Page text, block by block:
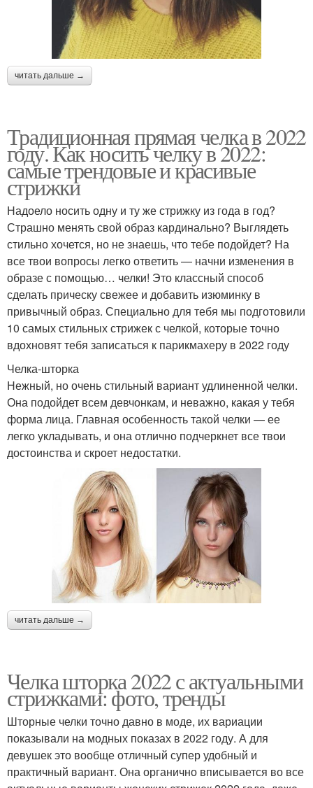
читать дальше →
Традиционная прямая челка в 2022
году. Как носить челку в 2022:
самые трендовые и красивые
стрижки
Надоело носить одну и ту же стрижку из года в год?
Страшно менять свой образ кардинально? Выглядеть
стильно хочется, но не знаешь, что тебе подойдет? На
все твои вопросы легко ответить — начни изменения в
образе с помощью… челки! Это классный способ
сделать прическу свежее и добавить изюминку в
привычный образ. Специально для тебя мы подготовили
10 самых стильных стрижек с челкой, которые точно
вдохновят тебя записаться к парикмахеру в 2022 году
Челка-шторка
Нежный, но очень стильный вариант удлиненной челки.
Она подойдет всем девчонкам, и неважно, какая у тебя
форма лица. Главная особенность такой челки — ее
легко укладывать, и она отлично подчеркнет все твои
достоинства и скроет недостатки.
читать дальше →
Челка шторка 2022 с актуальными
стрижками: фото, тренды
Шторные челки точно давно в моде, их вариации
показывали на модных показах в 2022 году. А для
девушек это вообще отличный супер удобный и
практичный вариант. Она органично вписывается во все